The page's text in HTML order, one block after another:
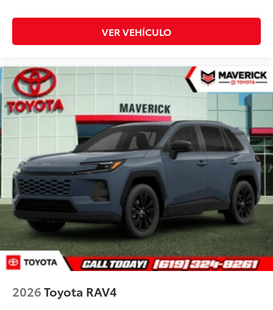
VER VEHÍCULO
2026Toyota RAV4